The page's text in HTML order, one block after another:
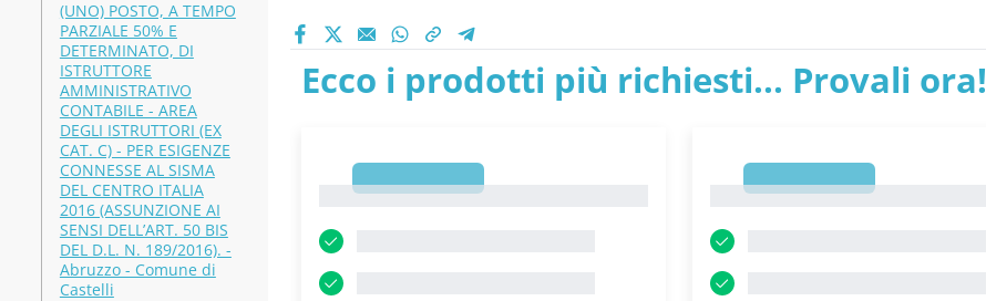
(UNO) POSTO, A TEMPO
PARZIALE 50% E
DETERMINATO, DI
ISTRUTTORE
AMMINISTRATIVO
CONTABILE - AREA
DEGLI ISTRUTTORI (EX
CAT. C) - PER ESIGENZE
CONNESSE AL SISMA
DEL CENTRO ITALIA
2016 (ASSUNZIONE AI
SENSI DELL’ART. 50 BIS
DEL D.L. N. 189/2016). -
Abruzzo - Comune di
Castelli
Ecco i prodotti più richiesti... Provali ora!